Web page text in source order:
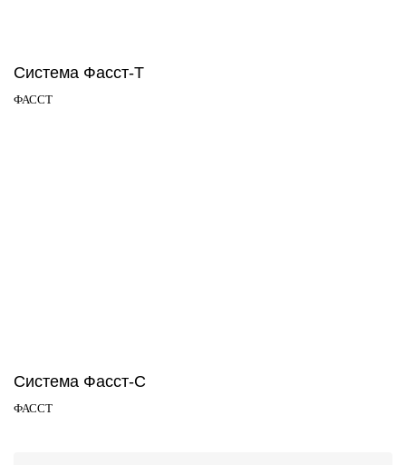
Система Фасст-Т
ФАССТ
Система Фасст-С
ФАССТ